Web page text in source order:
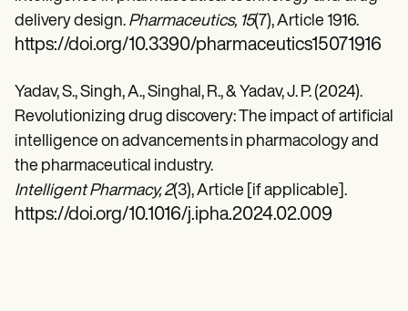
delivery design. Pharmaceutics, 15(7), Article 1916.
https://doi.org/10.3390/pharmaceutics15071916
Yadav, S., Singh, A., Singhal, R., & Yadav, J. P. (2024).
Revolutionizing drug discovery: The impact of artificial
intelligence on advancements in pharmacology and
the pharmaceutical industry.
Intelligent Pharmacy, 2(3), Article [if applicable].
https://doi.org/10.1016/j.ipha.2024.02.009